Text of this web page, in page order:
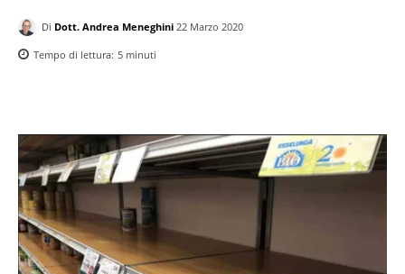
Di Dott. Andrea Meneghini 22 Marzo 2020
Tempo di lettura: 5 minuti